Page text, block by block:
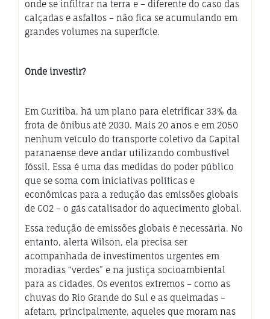
onde se infiltrar na terra e – diferente do caso das
calçadas e asfaltos – não fica se acumulando em
grandes volumes na superfície.
Onde investir?
Em Curitiba, há um plano para eletrificar 33% da
frota de ônibus até 2030. Mais 20 anos e em 2050
nenhum veículo do transporte coletivo da Capital
paranaense deve andar utilizando combustível
fóssil. Essa é uma das medidas do poder público
que se soma com iniciativas políticas e
econômicas para a redução das emissões globais
de CO2 – o gás catalisador do aquecimento global.
Essa redução de emissões globais é necessária. No
entanto, alerta Wilson, ela precisa ser
acompanhada de investimentos urgentes em
moradias “verdes” e na justiça socioambiental
para as cidades. Os eventos extremos – como as
chuvas do Rio Grande do Sul e as queimadas –
afetam, principalmente, aqueles que moram nas